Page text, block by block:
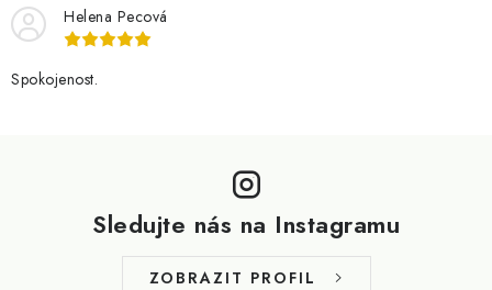
Helena Pecová
Spokojenost.
Sledujte nás na Instagramu
ZOBRAZIT PROFIL